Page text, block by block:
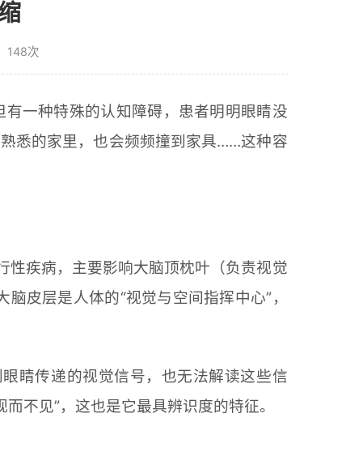
148次
一种特殊的认知障碍，患者明明眼睛没
悉的家里，也会频频撞到家具……这种容
疾病，主要影响大脑顶枕叶（负责视觉
皮层是人体的“视觉与空间指挥中心”，
睛传递的视觉信号，也无法解读这些信
不见”，这也是它最具辨识度的特征。